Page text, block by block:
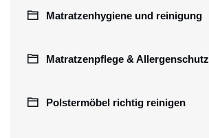
Matratzenhygiene und reinigung
Matratzenpflege & Allergenschutz
Polstermöbel richtig reinigen